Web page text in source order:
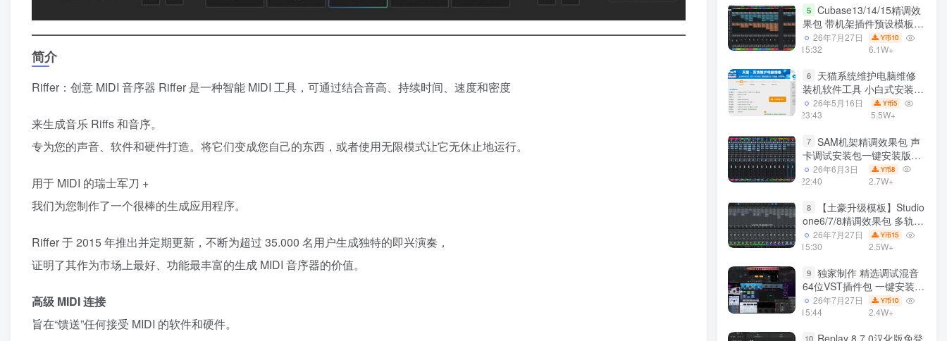
简介
Riffer：创意 MIDI 音序器 Riffer 是一种智能 MIDI 工具，可通过结合音高、持续时间、速度和密度
来生成音乐 Riffs 和音序。
专为您的声音、软件和硬件打造。将它们变成您自己的东西，或者使用无限模式让它无休止地运行。
用于 MIDI 的瑞士军刀 +
我们为您制作了一个很棒的生成应用程序。
Riffer 于 2015 年推出并定期更新，不断为超过 35.000 名用户生成独特的即兴演奏，
证明了其作为市场上最好、功能最丰富的生成 MIDI 音序器的价值。
高级 MIDI 连接
旨在“馈送”任何接受 MIDI 的软件和硬件。
5 Cubase13/14/15精调效
果包 带机架插件预设模板
声卡调试好效果工程文件
26年7月27日
15:32
Y币10
6.1W+
6
天猫系统维护电脑维修
装机软件工具 小白式安装
完全一键安装系统 电脑系统
装机软件 一键重装系统
26年5月16日
23:43
Y币5
5.5W+
7 SAM机架精调效果包 声
卡调试安装包一键安装版模
板 带插件预设效果文件
26年6月3日
22:40
Y币8
2.7W+
8
【土豪升级模板】Studio
one6/7/8精调效果包 多轨道
效果模式可选 声卡调试好预
设模板 带插件全套文件
26年7月27日
15:30
Y币15
2.5W+
9 独家制作 精选调试混音
64位VST插件包 一键安装
600个效果器合集v2.0 WiN
支持定制
26年7月27日
15:44
Y币10
2.4W+
10